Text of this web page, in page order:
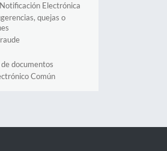
Electrónica
quejas o
documentos
Común